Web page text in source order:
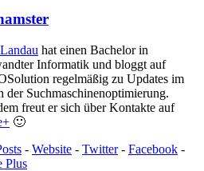
hat einen Bachelor in
Informatik und bloggt auf
regelmäßig zu Updates im
der Suchmaschinenoptimierung.
freut er sich über Kontakte auf
🙂
- Website - Twitter- Facebook -
Plus